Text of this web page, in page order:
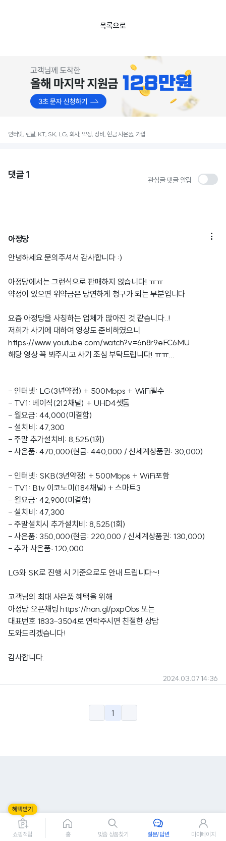
목록으로
인터넷, 렌탈, KT, SK, LG, 회사, 약정, 장비, 현금 사은품, 가입
댓글 1 관심글 댓글 알림
아정당 
안녕하세요 문의주셔서 감사합니다 :)
아정당에서는 그런식으로 판매하지 않습니다! ㅠㅠ
약정이 있으면 위약금은 당연하게 청구가 되는 부분입니다
요즘 아정당을 사칭하는 업체가 많아진 것 같습니다..!
저희가 사기에 대하여 영상도 준비하였으니
https://www.youtube.com/watch?v=6n8r9eFC6MU
해당 영상 꼭 봐주시고 사기 조심 부탁드립니다! ㅠㅠ...
- 인터넷: LG(3년약정) + 500Mbps + WiFi필수
- TV1: 베이직(212채널) + UHD4셋톱
- 월요금: 44,000(미결합)
- 설치비: 47,300
- 주말 추가설치비: 8,525(1회)
- 사은품: 470,000(현금: 440,000 / 신세계상품권: 30,000)
- 인터넷: SKB(3년약정) + 500Mbps + WiFi포함
- TV1: Btv 이코노미(184채널) + 스마트3
- 월요금: 42,900(미결합)
- 설치비: 47,300
- 주말설치시 추가설치비: 8,525(1회)
- 사은품: 350,000(현금: 220,000 / 신세계상품권: 130,000)
- 추가 사은품: 120,000
LG와 SK로 진행 시 기준으로도 안내 드립니다~!
고객님의 최대 사은품 혜택을 위해
아정당 오픈채팅https://han.gl/pxpObs 또는
대표번호 1833-3504로 연락주시면 친절한 상담
도와드리겠습니다!
감사합니다.
2024.03.07 14:36
1
쇼핑적립 홈 맞춤 상품찾기 질문/답변 마이페이지